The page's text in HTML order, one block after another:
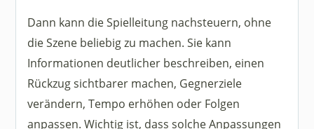
Dann kann die Spielleitung nachsteuern, ohne
die Szene beliebig zu machen. Sie kann
Informationen deutlicher beschreiben, einen
Rückzug sichtbarer machen, Gegnerziele
verändern, Tempo erhöhen oder Folgen
anpassen. Wichtig ist, dass solche Anpassungen